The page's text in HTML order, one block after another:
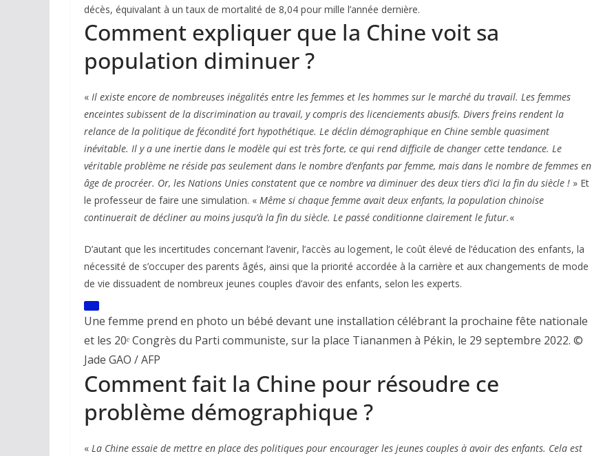
décès, équivalant à un taux de mortalité de 8,04 pour mille l’année dernière.
Comment expliquer que la Chine voit sa
population diminuer ?
« Il existe encore de nombreuses inégalités entre les femmes et les hommes sur le marché du travail. Les femmes
enceintes subissent de la discrimination au travail, y compris des licenciements abusifs. Divers freins rendent la
relance de la politique de fécondité fort hypothétique. Le déclin démographique en Chine semble quasiment
inévitable. Il y a une inertie dans le modèle qui est très forte, ce qui rend difficile de changer cette tendance. Le
véritable problème ne réside pas seulement dans le nombre d’enfants par femme, mais dans le nombre de femmes en
âge de procréer. Or, les Nations Unies constatent que ce nombre va diminuer des deux tiers d’ici la fin du siècle ! » Et
le professeur de faire une simulation. « Même si chaque femme avait deux enfants, la population chinoise
continuerait de décliner au moins jusqu’à la fin du siècle. Le passé conditionne clairement le futur.«
D’autant que les incertitudes concernant l’avenir, l’accès au logement, le coût élevé de l’éducation des enfants, la
nécessité de s’occuper des parents âgés, ainsi que la priorité accordée à la carrière et aux changements de mode
de vie dissuadent de nombreux jeunes couples d’avoir des enfants, selon les experts.
Une femme prend en photo un bébé devant une installation célébrant la prochaine fête nationale
et les 20ᵉ Congrès du Parti communiste, sur la place Tiananmen à Pékin, le 29 septembre 2022. ©
Jade GAO / AFP
Comment fait la Chine pour résoudre ce
problème démographique ?
« La Chine essaie de mettre en place des politiques pour encourager les jeunes couples à avoir des enfants. Cela est